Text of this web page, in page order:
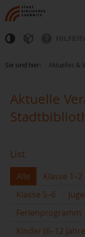
Finden Sie Informationen,
Zeitschriften und vieles
Sie sind hier: Aktuelles &
Aktuelle
List
Alle Klasse 1–2
Klasse 5–6
Ferienprogramm
Kinder (6–12